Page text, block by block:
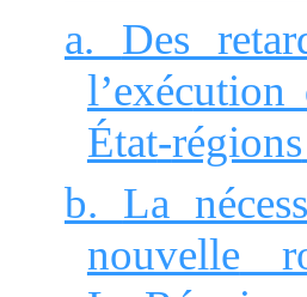
a.
Des
l’exécution
État‑régions
b. La
nouvelle